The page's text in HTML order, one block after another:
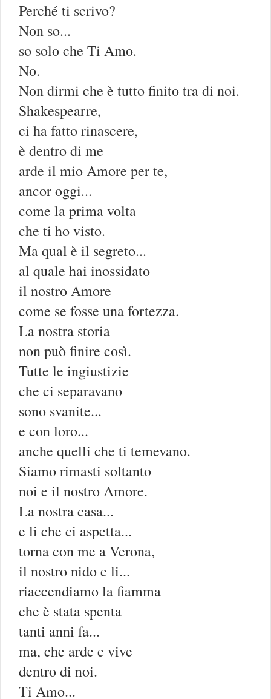
Perché ti scrivo?
Non so...
so solo che Ti Amo.
No.
Non dirmi che è tutto finito tra di noi.
Shakespearre,
ci ha fatto rinascere,
è dentro di me
arde il mio Amore per te,
ancor oggi...
come la prima volta
che ti ho visto.
Ma qual è il segreto...
al quale hai inossidato
il nostro Amore
come se fosse una fortezza.
La nostra storia
non può finire così.
Tutte le ingiustizie
che ci separavano
sono svanite...
e con loro...
anche quelli che ti temevano.
Siamo rimasti soltanto
noi e il nostro Amore.
La nostra casa...
e li che ci aspetta...
torna con me a Verona,
il nostro nido e li...
riaccendiamo la fiamma
che è stata spenta
tanti anni fa...
ma, che arde e vive
dentro di noi.
Ti Amo...